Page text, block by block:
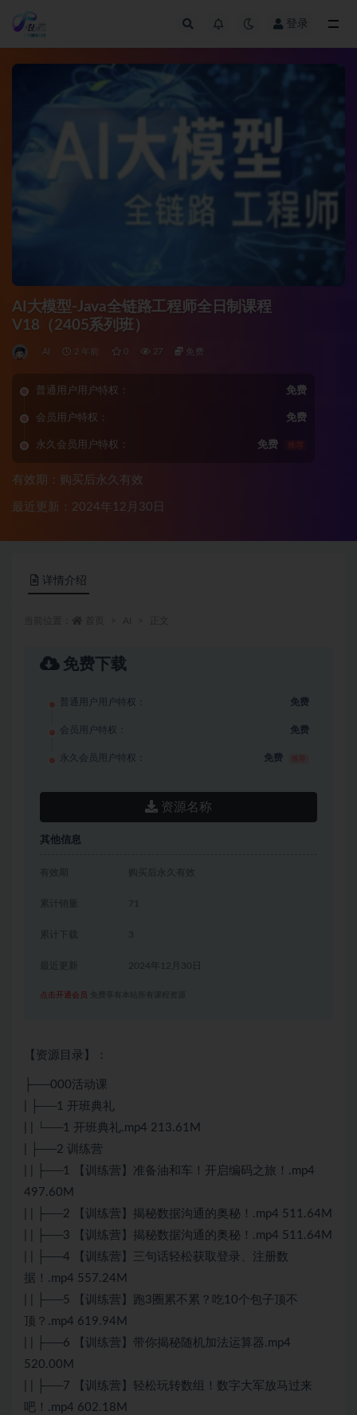
登录
AI大模型-Java全链路工程师全日制课程
V18（2405系列班）
AI 2 年前 0 27 免费
普通用户用户特权： 免费
会员用户特权： 免费
永久会员用户特权： 免费 推荐
有效期：购买后永久有效
最近更新：2024年12月30日
详情介绍
免费下载
普通用户用户特权： 免费
会员用户特权： 免费
永久会员用户特权： 免费
资源名称
其他信息
有效期 购买后永久有效
累计销量 71
累计下载 3
2024年12月30日
点击开通会员 免费享有本站所有课程资源
【资源目录】：
├──000活动课
| ├──1 开班典礼
| | └──1 开班典礼.mp4 213.61M
| ├──2 训练营
| | ├──1 【训练营】准备油和车！开启编码之旅！.mp4
497.60M
| | ├──2 【训练营】揭秘数据沟通的奥秘！.mp4 511.64M
| | ├──3 【训练营】揭秘数据沟通的奥秘！.mp4 511.64M
| | ├──4 【训练营】三句话轻松获取登录、注册数
据！.mp4 557.24M
| | ├──5 【训练营】跑3圈累不累？吃10个包子顶不
顶？.mp4 619.94M
| | ├──6 【训练营】带你揭秘随机加法运算器.mp4
520.00M
| | ├──7 【训练营】轻松玩转数组！数字大军放马过来
吧！.mp4 602.18M